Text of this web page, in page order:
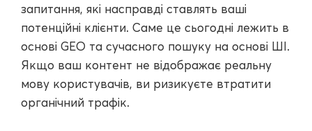
запитання, які насправді ставлять ваші
потенційні клієнти. Саме це сьогодні лежить в
основі GEO та сучасного пошуку на основі ШІ.
Якщо ваш контент не відображає реальну
мову користувачів, ви ризикуєте втратити
органічний трафік.